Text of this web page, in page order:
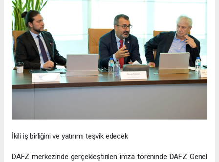
İkili iş birliğini ve yatırımı teşvik edecek
DAFZ merkezinde gerçekleştirilen imza töreninde DAFZ Genel